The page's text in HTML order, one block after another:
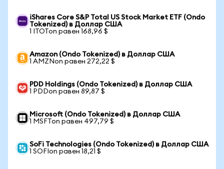
iShares Core S&P Total US Stock Market ETF (Ondo
Tokenized) в Доллар США
1 ITOTon равен 168,96 $
Amazon (Ondo Tokenized) в Доллар США
1 AMZNon равен 272,22 $
PDD Holdings (Ondo Tokenized) в Доллар США
1 PDDon равен 89,87 $
Microsoft (Ondo Tokenized) в Доллар США
1 MSFTon равен 497,79 $
SoFi Technologies (Ondo Tokenized) в Доллар США
1 SOFIon равен 18,21 $